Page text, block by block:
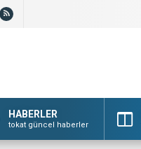
HABERLER
tokat güncel haberler